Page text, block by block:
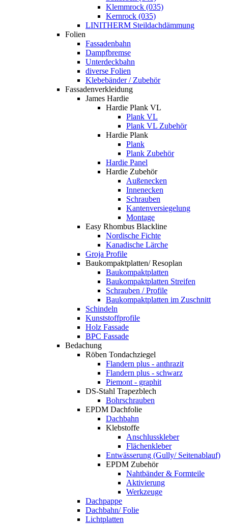
Klemmrock (035)
Kernrock (035)
LINITHERM Steildachdämmung
Folien
Fassadenbahn
Dampfbremse
Unterdeckbahn
diverse Folien
Klebebänder / Zubehör
Fassadenverkleidung
James Hardie
Hardie Plank VL
Plank VL
Plank VL Zubehör
Hardie Plank
Plank
Plank Zubehör
Hardie Panel
Hardie Zubehör
Außenecken
Innenecken
Schrauben
Kantenversiegelung
Montage
Easy Rhombus Blackline
Nordische Fichte
Kanadische Lärche
Groja Profile
Baukompaktplatten/ Resoplan
Baukompaktplatten
Baukompaktplatten Streifen
Schrauben / Profile
Baukompaktplatten im Zuschnitt
Schindeln
Kunststoffprofile
Holz Fassade
BPC Fassade
Bedachung
Röben Tondachziegel
Flandern plus - anthrazit
Flandern plus - schwarz
Piemont - graphit
DS-Stahl Trapezblech
Bohrschrauben
EPDM Dachfolie
Dachbahn
Klebstoffe
Anschlusskleber
Flächenkleber
Entwässerung (Gully/ Seitenablauf)
EPDM Zubehör
Nahtbänder & Formteile
Aktivierung
Werkzeuge
Dachpappe
Dachbahn/ Folie
Lichtplatten